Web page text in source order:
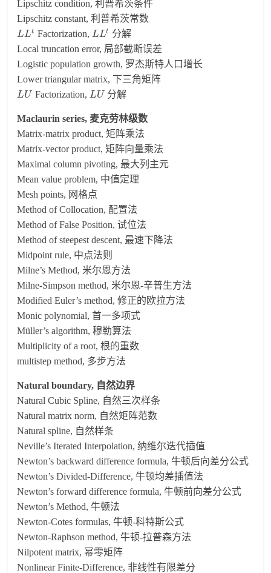
Lipschitz condition, 利普希茨条件
Lipschitz constant, 利普希茨常数
LLt Factorization, LLt 分解
Local truncation error, 局部截断误差
Logistic population growth, 罗杰斯特人口增长
Lower triangular matrix, 下三角矩阵
LU Factorization, LU 分解
Maclaurin series, 麦克劳林级数
Matrix-matrix product, 矩阵乘法
Matrix-vector product, 矩阵向量乘法
Maximal column pivoting, 最大列主元
Mean value problem, 中值定理
Mesh points, 网格点
Method of Collocation, 配置法
Method of False Position, 试位法
Method of steepest descent, 最速下降法
Midpoint rule, 中点法则
Milne’s Method, 米尔恩方法
Milne-Simpson method, 米尔恩-辛普生方法
Modified Euler’s method, 修正的欧拉方法
Monic polynomial, 首一多项式
Müller’s algorithm, 穆勒算法
Multiplicity of a root, 根的重数
multistep method, 多步方法
Natural boundary, 自然边界
Natural Cubic Spline, 自然三次样条
Natural matrix norm, 自然矩阵范数
Natural spline, 自然样条
Neville’s Iterated Interpolation, 纳维尔迭代插值
Newton’s backward difference formula, 牛顿后向差分公式
Newton’s Divided-Difference, 牛顿均差插值法
Newton’s forward difference formula, 牛顿前向差分公式
Newton’s Method, 牛顿法
Newton-Cotes formulas, 牛顿-科特斯公式
Newton-Raphson method, 牛顿-拉普森方法
Nilpotent matrix, 幂零矩阵
Nonlinear Finite-Difference, 非线性有限差分